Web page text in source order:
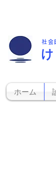
社会
ホーム